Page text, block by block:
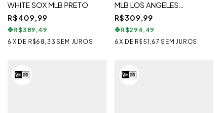
WHITE SOX MLB PRETO
R$409,99
R$389,49
6 X DE R$68,33 SEM JUROS
MLB LOS ANGELES
DODGERS CORE
R$309,99
R$294,49
6 X DE R$51,67 SEM JUROS